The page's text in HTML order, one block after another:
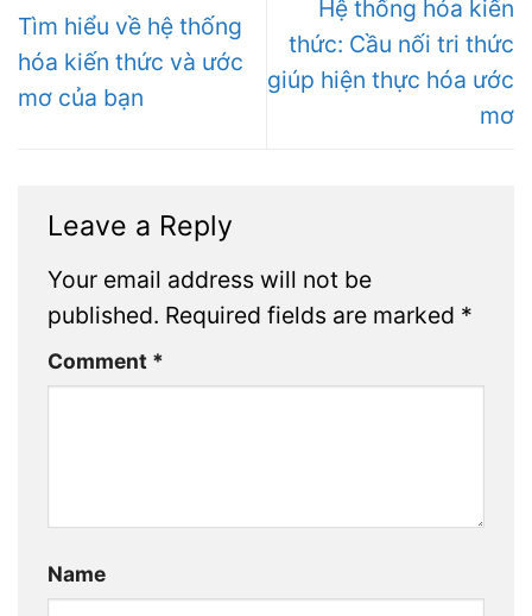
Tìm hiểu về hệ thống
hóa kiến thức và ước
mơ của bạn
Hệ thống hóa kiến
thức: Cầu nối tri thức
giúp hiện thực hóa ước
mơ
Leave a Reply
Your email address will not be
published. Required fields are marked *
Comment *
Name